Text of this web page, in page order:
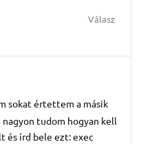
Válasz
sokat értettem a másik
tudom hogyan kell
és írd bele ezt: exec